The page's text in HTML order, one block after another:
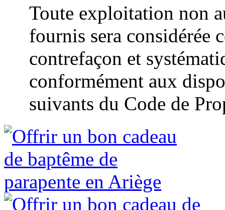
Toute exploitation non
fournis sera considérée
contrefaçon et
conformément aux
suivants du Code de